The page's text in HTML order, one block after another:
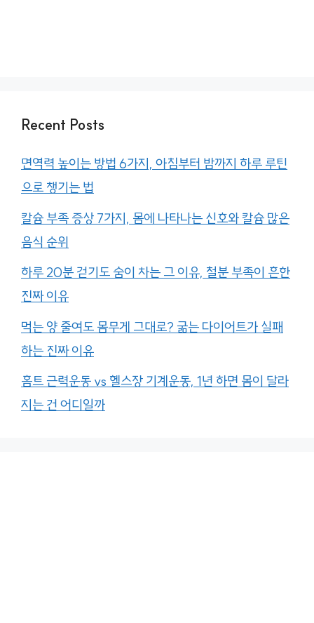
Recent Posts
면역력 높이는 방법 6가지, 아침부터 밤까지 하루 루틴
으로 챙기는 법
칼슘 부족 증상 7가지, 몸에 나타나는 신호와 칼슘 많은
음식 순위
하루 20분 걷기도 숨이 차는 그 이유, 철분 부족이 흔한
진짜 이유
먹는 양 줄여도 몸무게 그대로? 굶는 다이어트가 실패
하는 진짜 이유
홈트 근력운동 vs 헬스장 기계운동, 1년 하면 몸이 달라
지는 건 어디일까